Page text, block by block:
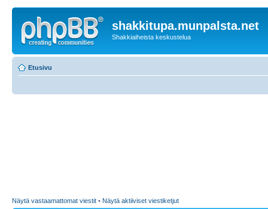
shakkitupa.munpalsta.net
Shakkiaiheista keskustelua
Etusivu
Näytä vastaamattomat viestit • Näytä aktiiviset viestiketjut